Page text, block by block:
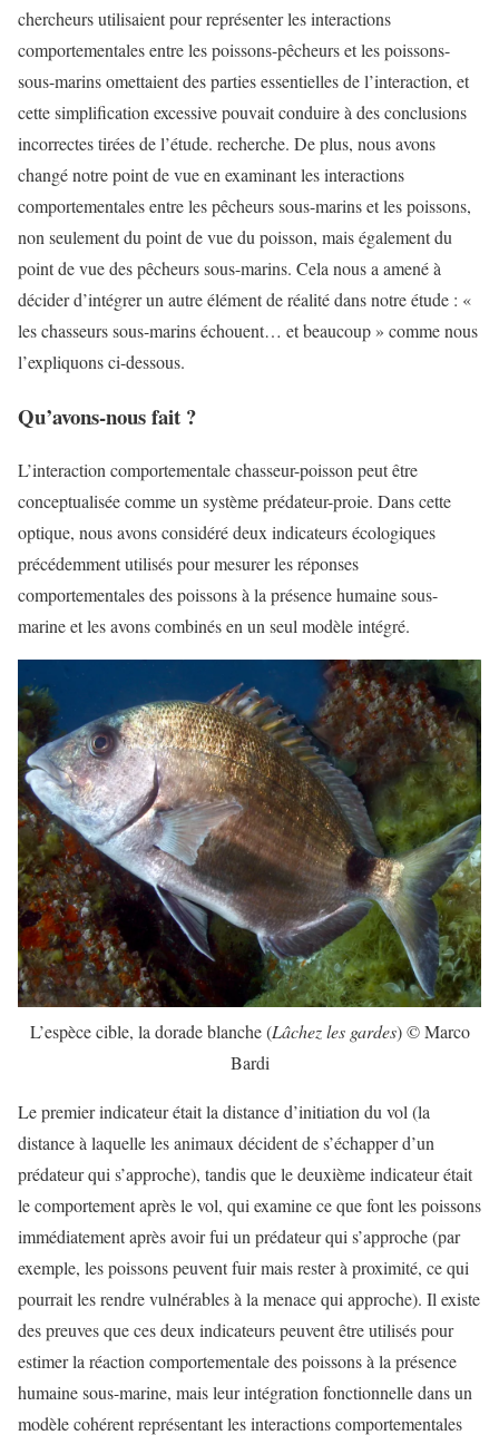
chercheurs utilisaient pour représenter les interactions
comportementales entre les poissons-pêcheurs et les poissons-
sous-marins omettaient des parties essentielles de l’interaction, et
cette simplification excessive pouvait conduire à des conclusions
incorrectes tirées de l’étude. recherche. De plus, nous avons
changé notre point de vue en examinant les interactions
comportementales entre les pêcheurs sous-marins et les poissons,
non seulement du point de vue du poisson, mais également du
point de vue des pêcheurs sous-marins. Cela nous a amené à
décider d’intégrer un autre élément de réalité dans notre étude : «
les chasseurs sous-marins échouent… et beaucoup » comme nous
l’expliquons ci-dessous.
Qu’avons-nous fait ?
L’interaction comportementale chasseur-poisson peut être
conceptualisée comme un système prédateur-proie. Dans cette
optique, nous avons considéré deux indicateurs écologiques
précédemment utilisés pour mesurer les réponses
comportementales des poissons à la présence humaine sous-
marine et les avons combinés en un seul modèle intégré.
L’espèce cible, la dorade blanche (Lâchez les gardes) © Marco
Bardi
Le premier indicateur était la distance d’initiation du vol (la
distance à laquelle les animaux décident de s’échapper d’un
prédateur qui s’approche), tandis que le deuxième indicateur était
le comportement après le vol, qui examine ce que font les poissons
immédiatement après avoir fui un prédateur qui s’approche (par
exemple, les poissons peuvent fuir mais rester à proximité, ce qui
pourrait les rendre vulnérables à la menace qui approche). Il existe
des preuves que ces deux indicateurs peuvent être utilisés pour
estimer la réaction comportementale des poissons à la présence
humaine sous-marine, mais leur intégration fonctionnelle dans un
modèle cohérent représentant les interactions comportementales